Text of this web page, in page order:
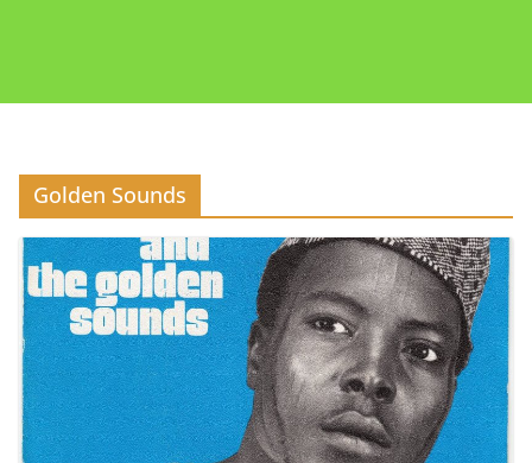
Golden Sounds